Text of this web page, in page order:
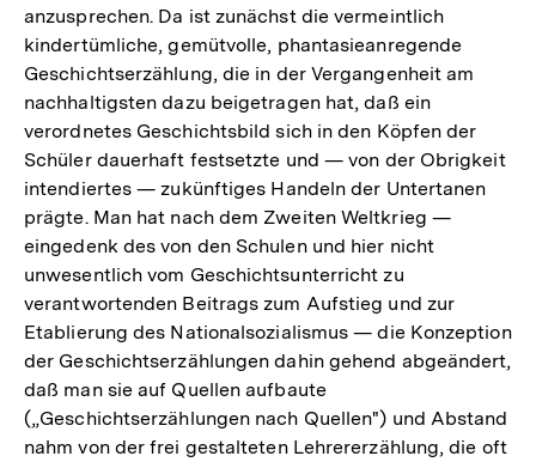
anzusprechen. Da ist zunächst die vermeintlich
kindertümliche, gemütvolle, phantasieanregende
Geschichtserzählung, die in der Vergangenheit am
nachhaltigsten dazu beigetragen hat, daß ein
verordnetes Geschichtsbild sich in den Köpfen der
Schüler dauerhaft festsetzte und — von der Obrigkeit
intendiertes — zukünftiges Handeln der Untertanen
prägte. Man hat nach dem Zweiten Weltkrieg —
eingedenk des von den Schulen und hier nicht
unwesentlich vom Geschichtsunterricht zu
verantwortenden Beitrags zum Aufstieg und zur
Etablierung des Nationalsozialismus — die Konzeption
der Geschichtserzählungen dahin gehend abgeändert,
daß man sie auf Quellen aufbaute
(„Geschichtserzählungen nach Quellen") und Abstand
nahm von der frei gestalteten Lehrererzählung, die oft